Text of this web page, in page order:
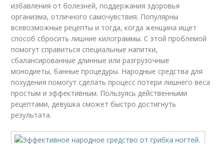
избавления от болезней, поддержания здоровья
организма, отличного самочувствия. Популярны
всевозможные рецепты и тогда, когда женщина ищет
способ сбросить лишние килограммы. С этой проблемой
помогут справиться специальные напитки,
сбалансированные длинные или разгрузочные
монодиеты, банные процедуры. Народные средства для
похудения помогут сделать процесс потери лишнего веса
простым и эффективным. Пользуясь действенными
рецептами, девушка сможет быстро достигнуть
результата.